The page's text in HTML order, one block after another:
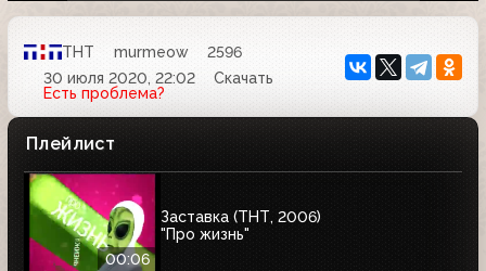
ТНТ murmeow
2596
30 июля 2020, 22:02
Скачать
Есть проблема?
Плейлист
00:06
Заставка (ТНТ, 2006)
"Про жизнь"